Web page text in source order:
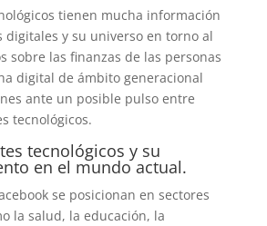
tienen mucha información
digitales y su universo en torno al
sobre las finanzas de las personas
digital de ámbito generacional
ante un posible pulso entre
tecnológicos.
tecnológicos y su
en el mundo actual.
se posicionan en sectores
la salud, la educación, la